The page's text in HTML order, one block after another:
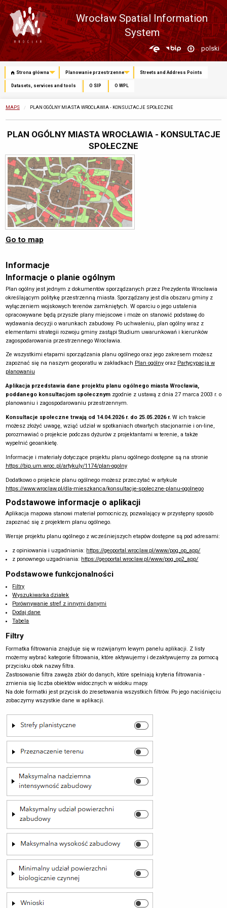
Wrocław Spatial Information
System
Zmień
język
polski
Strona główna Planowanie przestrzenne Streets and Address Points
Datasets, services and tools O SIP O WPL
MAPS CURRENTLY:
PLAN OGÓLNY MIASTA WROCŁAWIA - KONSULTACJE SPOŁECZNE
PLAN OGÓLNY MIASTA WROCŁAWIA - KONSULTACJE
SPOŁECZNE
Go to map
Informacje
Informacje o planie ogólnym
Plan ogólny jest jednym z dokumentów sporządzanych przez Prezydenta Wrocławia
określającym politykę przestrzenną miasta. Sporządzany jest dla obszaru gminy z
wyłączeniem wojskowych terenów zamkniętych. W oparciu o jego ustalenia
opracowywane będą przyszłe plany miejscowe i może on stanowić podstawę do
wydawania decyzji o warunkach zabudowy. Po uchwaleniu, plan ogólny wraz z
elementami strategii rozwoju gminy zastąpi Studium uwarunkowań i kierunków
zagospodarowania przestrzennego Wrocławia.
Ze wszystkimi etapami sporządzania planu ogólnego oraz jego zakresem możesz
zapoznać się na naszym geoporatlu w zakładkach Plan ogólnyoraz Partycypacja w
planowaniu
Aplikacja przedstawia dane projektu planu ogólnego miasta Wrocławia,
poddanego konsultacjom społecznymzgodnie z ustawą z dnia 27 marca 2003 r. o
planowaniu i zagospodarowaniu przestrzennym.
Konsultacje społeczne trwają od 14.04.2026 r. do 25.05.2026 r.W ich trakcie
możesz złożyć uwagę, wziąć udział w spotkaniach otwartych stacjonarnie i on-line,
porozmawiać o projekcie podczas dyżurów z projektantami w terenie, a także
wypełnić geoankietę.
Informacje i materiały dotyczące projektu planu ogólnego dostępne są na stronie
https://bip.um.wroc.pl/artykuly/1174/plan-ogolny
Dodatkowo o projekcie planu ogólnego możesz przeczytać w artykule
https://www.wroclaw.pl/dla-mieszkanca/konsultacje-spoleczne-planu-ogolnego
Podstawowe informacje o aplikacji
Aplikacja mapowa stanowi materiał pomocniczy, pozwalający w przystępny sposób
zapoznać się z projektem planu ogólnego.
Wersje projektu planu ogólnego z wcześniejszych etapów dostępne są pod adresami:
z opiniowania i uzgadniania: https://geoportal.wroclaw.pl/www/pog_op_app/
z ponownego uzgadniania: https://geoportal.wroclaw.pl/www/pog_op2_app/
Podstawowe funkcjonalności
Filtry
Wyszukiwarka działek
Porównywanie stref z innymi danymi
Dodaj dane
Tabela
Filtry
Formatka filtrowania znajduje się w rozwijanym lewym panelu aplikacji. Z listy
możemy wybrać kategorie filtrowania, które aktywujemy i dezaktywujemy za pomocą
przycisku obok nazwy filtra.
Zastosowanie filtra zawęża zbiór do danych, które spełniają kryteria filtrowania -
zmienia się liczba obiektów widocznych w widoku mapy.
Na dole formatki jest przycisk do zresetowania wszystkich filtrów. Po jego naciśnięciu
zobaczymy wszystkie dane w aplikacji.